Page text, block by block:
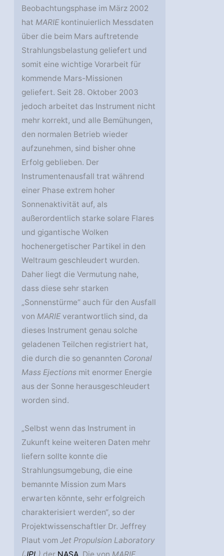
Beobachtungsphase im März 2002
hatMARIE kontinuierlich Messdaten
über die beim Mars auftretende
Strahlungsbelastung geliefert und
somit eine wichtige Vorarbeit für
kommende Mars-Missionen
geliefert. Seit 28. Oktober 2003
jedoch arbeitet das Instrument nicht
mehr korrekt, und alle Bemühungen,
den normalen Betrieb wieder
aufzunehmen, sind bisher ohne
Erfolg geblieben. Der
Instrumentenausfall trat während
einer Phase extrem hoher
Sonnenaktivität auf, als
außerordentlich starke solare Flares
und gigantische Wolken
hochenergetischer Partikel in den
Weltraum geschleudert wurden.
Daher liegt die Vermutung nahe,
dass diese sehr starken
„Sonnenstürme“ auch für den Ausfall
vonMARIE verantwortlich sind, da
dieses Instrument genau solche
geladenen Teilchen registriert hat,
die durch die so genannten Coronal
Mass Ejections mit enormer Energie
aus der Sonne herausgeschleudert
worden sind.
„Selbst wenn das Instrument in
Zukunft keine weiteren Daten mehr
liefern sollte konnte die
Strahlungsumgebung, die eine
bemannte Mission zum Mars
erwarten könnte, sehr erfolgreich
charakterisiert werden“, so der
Projektwissenschaftler Dr. Jeffrey
Plaut vomJet Propulsion Laboratory